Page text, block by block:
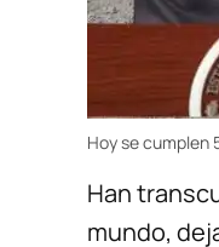
Hoy se cumplen
Han
mundo,